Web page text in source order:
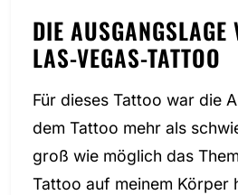
DIE AUSGANGSLAGE
LAS-VEGAS-TATTOO
Für dieses Tattoo war die
dem Tattoo mehr als
groß wie möglich das
Tattoo auf meinem Körper